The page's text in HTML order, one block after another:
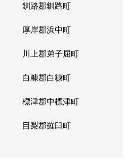
釧路郡釧路町
厚岸郡浜中町
川上郡弟子屈町
白糠郡白糠町
標津郡中標津町
目梨郡羅臼町